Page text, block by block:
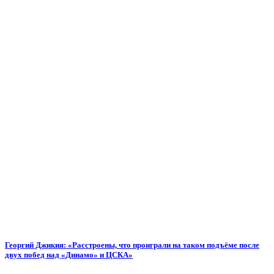
Георгий Джикия: «Расстроены, что проиграли на таком подъёме после
двух побед над «Динамо» и ЦСКА»